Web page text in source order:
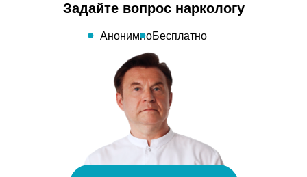
Задайте вопрос наркологу
АнонимноБесплатно